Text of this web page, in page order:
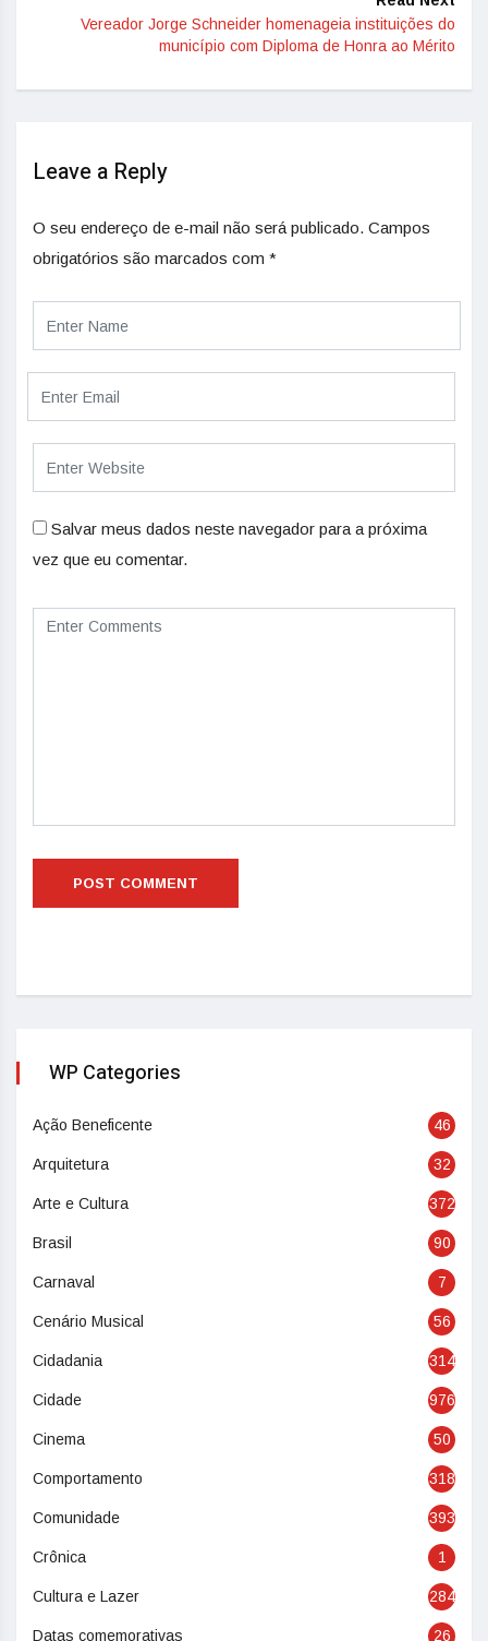
Vereador Jorge Schneider homenageia instituições do
município com Diploma de Honra ao Mérito
Leave a Reply
O seu endereço de e-mail não será publicado. Campos
obrigatórios são marcados com *
Salvar meus dados neste navegador para a próxima
vez que eu comentar.
WP Categories
Ação Beneficente 46
Arquitetura 32
Arte e Cultura 372
Brasil 90
Carnaval 7
Cenário Musical 56
Cidadania 314
Cidade 976
Cinema 50
Comportamento 318
Comunidade 393
Crônica 1
Cultura e Lazer 284
Datas comemorativas 26